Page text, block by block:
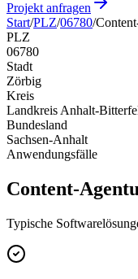
Projekt anfragen
Start/PLZ/06780/
PLZ
06780
Stadt
Zörbig
Kreis
Landkreis Anhalt-
Bundesland
Sachsen-Anhalt
Anwendungsfälle
Content-
Typische